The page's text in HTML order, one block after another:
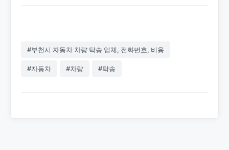
#부천시 자동차 차량 탁송 업체, 전화번호, 비용
#자동차 #차량 #탁송